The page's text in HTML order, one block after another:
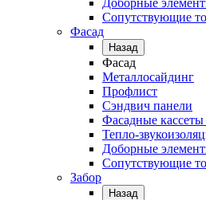
Доборные
Сопутствующие
Фасад
Назад
Фасад
Металлосайдинг
Профлист
Сэндвич панели
Фасадные
Тепло-
Доборные
Сопутствующие
Забор
Назад